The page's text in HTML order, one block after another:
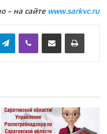
– на сайте www.sarkvc.ru
Telegram